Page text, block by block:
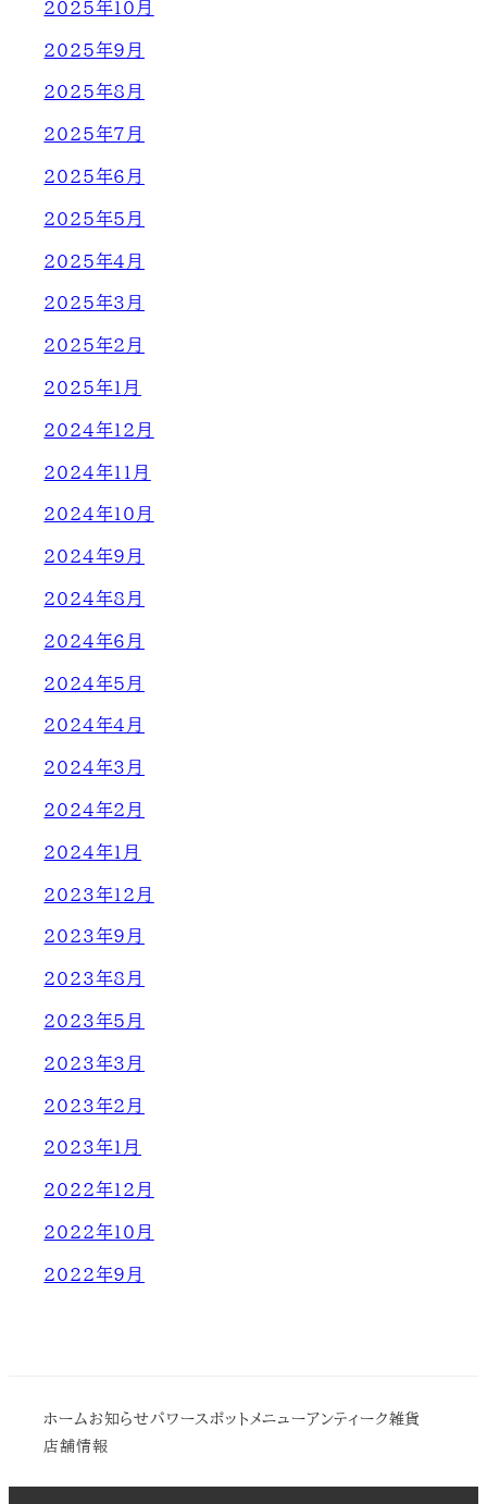
2025年10月
2025年9月
2025年8月
2025年7月
2025年6月
2025年5月
2025年4月
2025年3月
2025年2月
2025年1月
2024年12月
2024年11月
2024年10月
2024年9月
2024年8月
2024年6月
2024年5月
2024年4月
2024年3月
2024年2月
2024年1月
2023年12月
2023年9月
2023年8月
2023年5月
2023年3月
2023年2月
2023年1月
2022年12月
2022年10月
2022年9月
ホーム お知らせパワースポット メニューアンティーク雑貨
店舗情報